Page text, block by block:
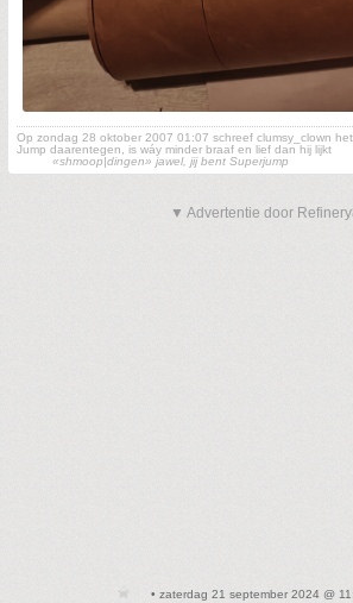
Op zondag 28 oktober 2007 01:07 schreef clumsy_clown
Jump daarentegen, is wáy minder braaf en lief dan hij lijkt
«shmoop|dingen» jawel, jij bent Superjump
▼ Advertentie door
• zaterdag 21 september 2024 @